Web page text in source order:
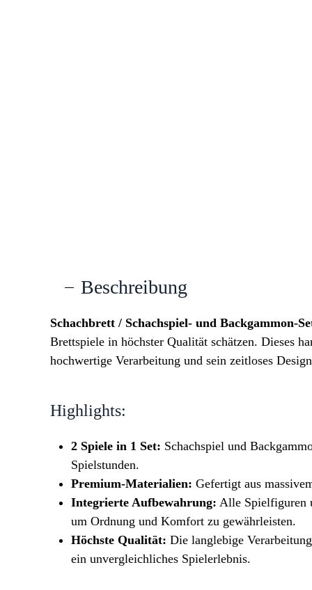
Beschreibung
Schachbrett / Schachspiel- und Backgammon-
Brettspiele in höchster Qualität schätzen. Dieses
hochwertige Verarbeitung und sein zeitloses
Highlights:
2 Spiele in 1 Set: Schachspiel und
Spielstunden.
Premium-Materialien: Gefertigt aus
Integrierte Aufbewahrung: Alle Spielfiguren
um Ordnung und Komfort zu gewährleisten.
Höchste Qualität: Die langlebige
ein unvergleichliches Spielerlebnis.